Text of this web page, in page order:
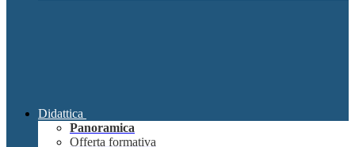
Didattica
Panoramica
Offerta formativa